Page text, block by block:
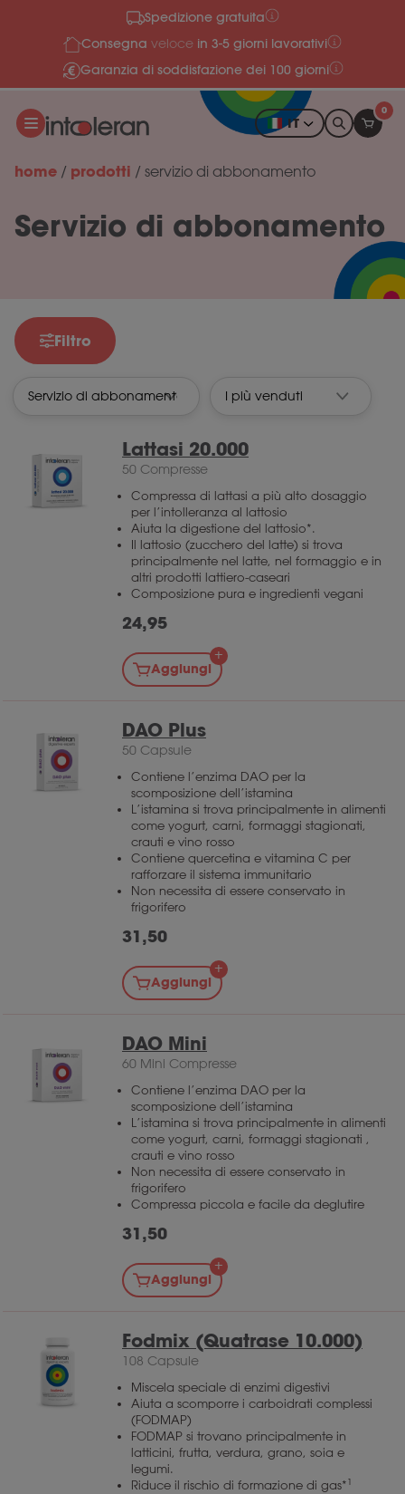
Salta al contenutoSpedizione gratuita
Consegna veloce in 3-5 giorni lavorativi
Garanzia di soddisfazione dei 100 giorni
IT
0
home / prodotti / servizio di abbonamento
Servizio di abbonamento
Filtro
Lattasi 20.000
50 Compresse
Compressa di lattasi a più alto dosaggio
per l’intolleranza al lattosio
Aiuta la digestione del lattosio*.
Il lattosio (zucchero del latte) si trova
principalmente nel latte, nel formaggio e in
altri prodotti lattiero-caseari
Composizione pura e ingredienti vegani
24,95
Aggiungi
DAO Plus
50 Capsule
Contiene l’enzima DAO per la
scomposizione dell’istamina
L’istamina si trova principalmente in alimenti
come yogurt, carni, formaggi stagionati,
crauti e vino rosso
Contiene quercetina e vitamina C per
rafforzare il sistema immunitario
Non necessita di essere conservato in
frigorifero
31,50
Aggiungi
DAO Mini
60 Mini Compresse
Contiene l’enzima DAO per la
scomposizione dell’istamina
L’istamina si trova principalmente in alimenti
come yogurt, carni, formaggi stagionati ,
crauti e vino rosso
Non necessita di essere conservato in
frigorifero
Compressa piccola e facile da deglutire
31,50
Aggiungi
Fodmix (Quatrase 10.000)
108 Capsule
Miscela speciale di enzimi digestivi
Aiuta a scomporre i carboidrati complessi
(FODMAP)
FODMAP si trovano principalmente in
latticini, frutta, verdura, grano, soia e
legumi.
Riduce il rischio di formazione di gas*1